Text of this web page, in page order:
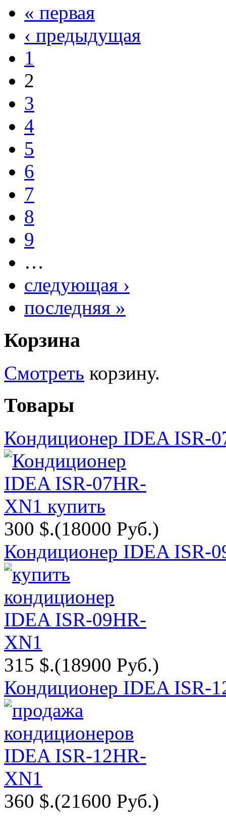
« первая
‹ предыдущая
1
2
3
4
5
6
7
8
9
…
следующая ›
последняя »
Корзина
Смотреть корзину.
Товары
Кондиционер IDEA ISR-
300 $.(18000 Руб.)
Кондиционер IDEA ISR-
315 $.(18900 Руб.)
Кондиционер IDEA ISR-
360 $.(21600 Руб.)